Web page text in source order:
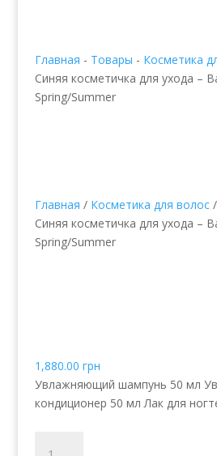
Главная - Товары - Косметика
Синяя косметичка для ухода –
Spring/Summer
Главная / Косметика для волос/
Синяя косметичка для ухода –
Spring/Summer
1,880.00 грн
Увлажняющий шампунь 50 мл
кондиционер 50 мл Лак для